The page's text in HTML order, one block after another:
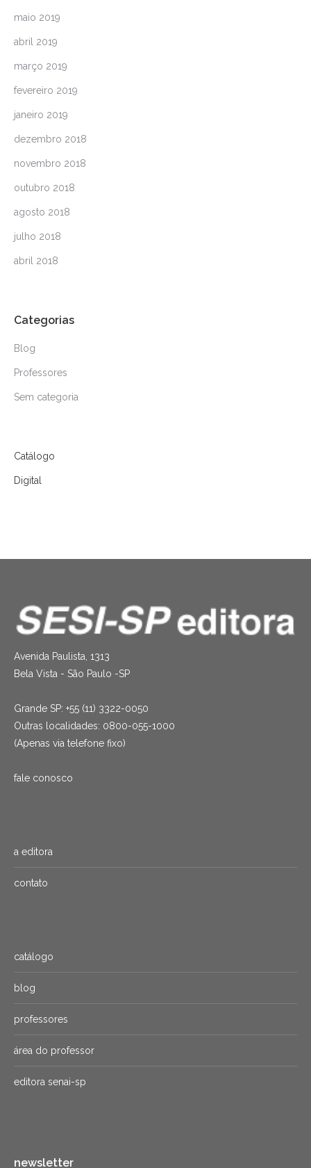
maio 2019
abril 2019
março 2019
fevereiro 2019
janeiro 2019
dezembro 2018
novembro 2018
outubro 2018
agosto 2018
julho 2018
abril 2018
Categorias
Blog
Professores
Sem categoria
Catálogo
Digital
Avenida Paulista, 1313
Bela Vista - São Paulo -SP
Grande SP: +55 (11) 3322-0050
Outras localidades: 0800-055-1000
(Apenas via telefone fixo)
fale conosco
a editora
contato
catálogo
blog
professores
área do professor
editora senai-sp
newsletter